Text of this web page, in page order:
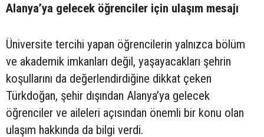
Alanya’ya gelecek öğrenciler için ulaşım mesajı
Üniversite tercihi yapan öğrencilerin yalnızca bölüm
ve akademik imkanları değil, yaşayacakları şehrin
koşullarını da değerlendirdiğine dikkat çeken
Türkdoğan, şehir dışından Alanya’ya gelecek
öğrenciler ve aileleri açısından önemli bir konu olan
ulaşım hakkında da bilgi verdi.